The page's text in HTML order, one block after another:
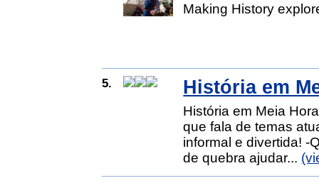
Making History
5. História em
História em Meia
que fala de temas
informal e divertida! -
de quebra ajudar...